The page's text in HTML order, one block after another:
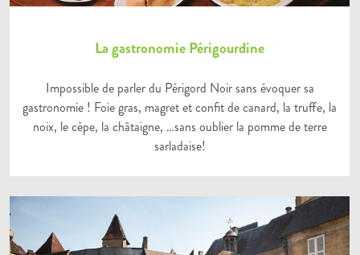
La gastronomie Périgourdine
Impossible de parler du Périgord Noir sans évoquer sa
gastronomie ! Foie gras, magret et confit de canard, la truffe, la
noix, le cèpe, la châtaigne, …sans oublier la pomme de terre
sarladaise!